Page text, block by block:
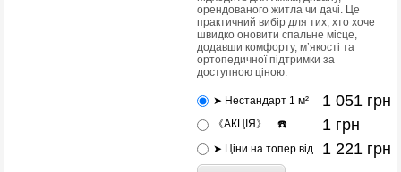
орендованого житла чи дачі. Це
практичний вибір для тих, хто хоче
швидко оновити спальне місце,
додавши комфорту, м’якості та
ортопедичної підтримки за
доступною ціною.
➤ Нестандарт 1 м² 1 051 грн
《АКЦІЯ》 ...☎️... 1 грн
➤ Ціни на топер від 1 221 грн